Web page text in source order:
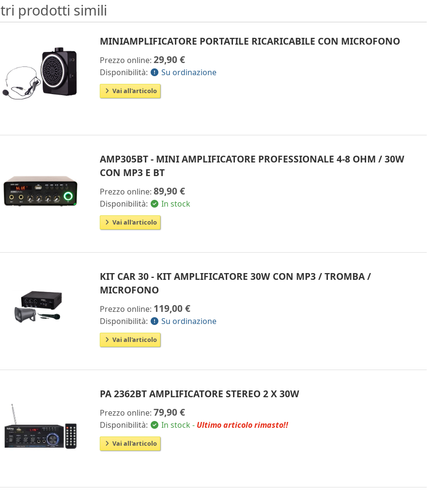
prodotti simili
MINIAMPLIFICATORE PORTATILE RICARICABILE CON MICROFONO
Prezzo online:29,90 €
Disponibilità: Su ordinazione
Vai all'articolo
AMP305BT - MINI AMPLIFICATORE PROFESSIONALE 4-8 OHM / 30W
CON MP3 E BT
Prezzo online:89,90 €
Disponibilità: In stock
Vai all'articolo
KIT CAR 30 - KIT AMPLIFICATORE 30W CON MP3 / TROMBA /
MICROFONO
Prezzo online: 119,00 €
Disponibilità: Su ordinazione
Vai all'articolo
PA 2362BT AMPLIFICATORE STEREO 2 X 30W
Prezzo online:79,90 €
Disponibilità: In stock - Ultimo articolo rimasto!!
Vai all'articolo